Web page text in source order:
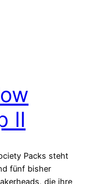
II
Packs steht
fünf bisher
die ihre